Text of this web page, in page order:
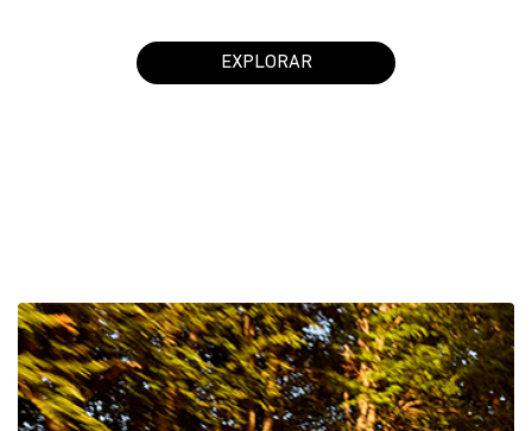
EXPLORAR